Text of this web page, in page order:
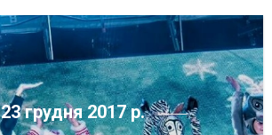
грудня 2017 р.